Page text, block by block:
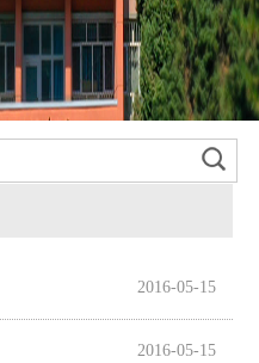
2016-05-15
2016-05-15